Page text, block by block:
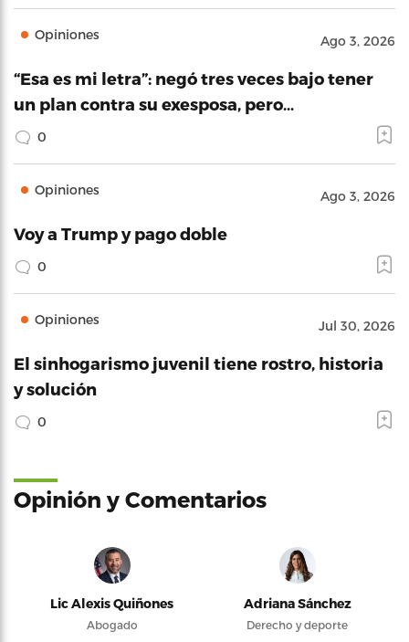
Opiniones Ago 3, 2026
“Esa es mi letra”: negó tres veces bajo tener
un plan contra su exesposa, pero…
0
Opiniones Ago 3, 2026
Voy a Trump y pago doble
0
Opiniones Jul 30, 2026
El sinhogarismo juvenil tiene rostro, historia
y solución
0
Opinión y Comentarios
Lic Alexis Quiñones
Abogado
Adriana Sánchez
Derecho y deporte